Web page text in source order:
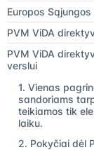
Europos
PVM ViDA
PVM ViDA
verslui
1. Vienas
sandoriams
teikiamos tik
laiku.
2. Pokyčiai dėl